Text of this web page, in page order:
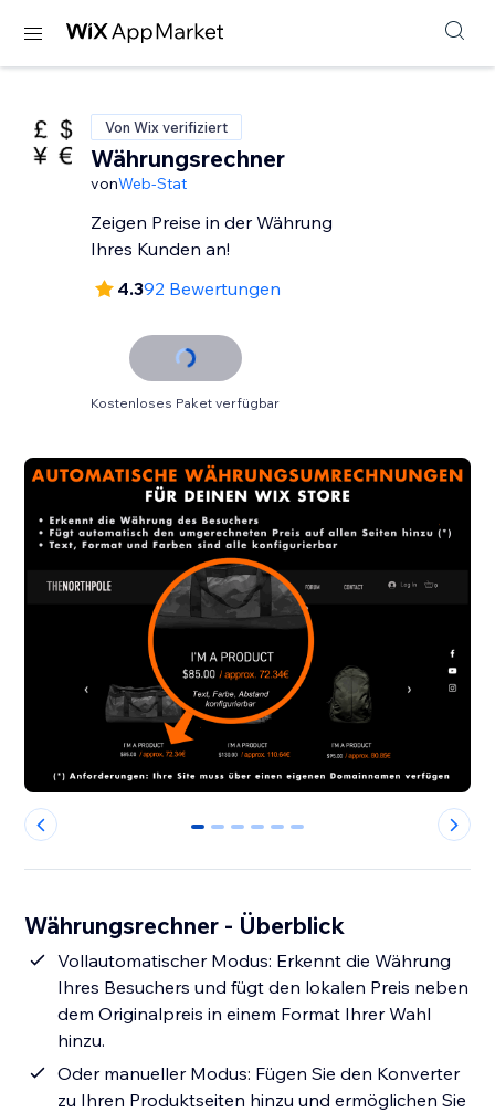
Von Wix verifiziert
Währungsrechner
vonWeb-Stat
Zeigen Preise in der Währung
Ihres Kunden an!
4.392 Bewertungen
Kostenloses Paket verfügbar
0 1 2 3 4 5
Währungsrechner - Überblick
Vollautomatischer Modus: Erkennt die Währung
Ihres Besuchers und fügt den lokalen Preis neben
dem Originalpreis in einem Format Ihrer Wahl
hinzu.
Oder manueller Modus: Fügen Sie den Konverter
zu Ihren Produktseiten hinzu und ermöglichen Sie